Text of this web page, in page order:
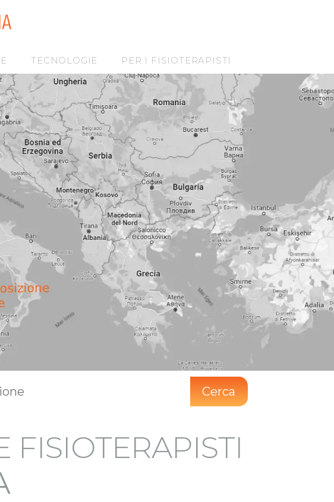
TECNOLOGIE PER I FISIOTERAPISTI
Cerca
FISIOTERAPISTI